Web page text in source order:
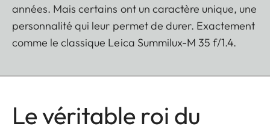
années. Mais certains ont un caractère unique, une
personnalité qui leur permet de durer. Exactement
comme le classique Leica Summilux-M 35 f/1.4.
Le véritable roi du